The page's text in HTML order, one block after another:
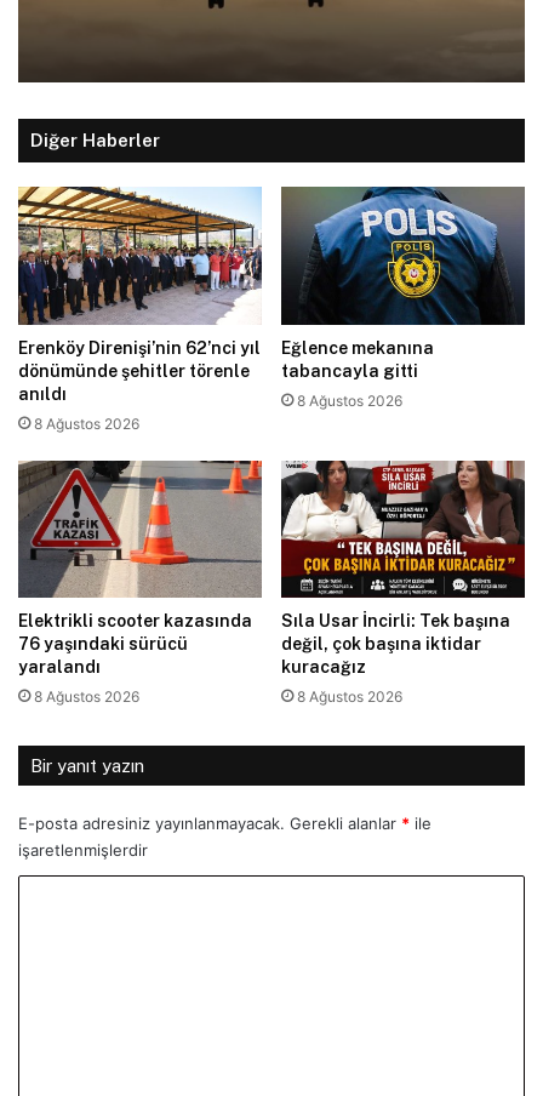
Diğer Haberler
Erenköy Direnişi’nin 62’nci yıl
dönümünde şehitler törenle
anıldı
8 Ağustos 2026
Eğlence mekanına
tabancayla gitti
8 Ağustos 2026
Elektrikli scooter kazasında
76 yaşındaki sürücü
yaralandı
8 Ağustos 2026
Sıla Usar İncirli: Tek başına
değil, çok başına iktidar
kuracağız
8 Ağustos 2026
Bir yanıt yazın
E-posta adresiniz yayınlanmayacak. Gerekli alanlar * ile
işaretlenmişlerdir